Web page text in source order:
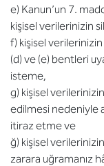
e) Kanun’un 7.
kişisel verilerinizin
f) kişisel verilerinizin
(d) ve (e) bentleri
isteme,
g) kişisel
edilmesi nedeniyle
itiraz etme ve
ğ) kişisel
zarara uğramanız